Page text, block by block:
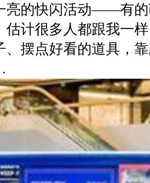
亮的快闪活动——有的
估计很多人都跟我一
、摆点好看的道具，